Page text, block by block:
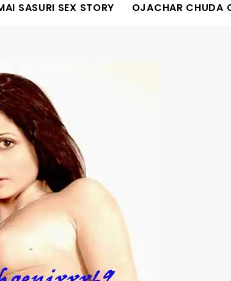
SASURI SEX STORY OJACHAR CHUDA